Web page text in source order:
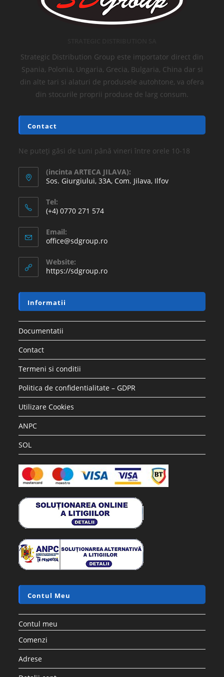
Strategic Distribution Group este importator direct din
Spania, Polonia, Ungaria, Grecia, Bulgaria, China dar si
din alte tari si alaturi de produsele autohtone, va ofera
din stocurile proprii produse de larg consum.
Contact
Ne puteți găsi de Luni până vineri între orele 10-18
(incinta ARTECA JILAVA):
Sos. Giurgiului, 33A, Com. Jilava, Ilfov
Tel:
(+4) 0770 271 574
Email:
office@sdgroup.ro
Website:
https://sdgroup.ro
Informatii
Documentatii
Contact
Termeni si conditii
Politica de confidentialitate – GDPR
Utilizare Cookies
ANPC
SOL
Contul Meu
Contul meu
Comenzi
Adrese